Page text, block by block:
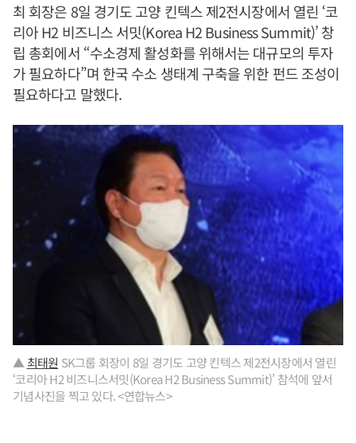
최 회장은 8일 경기도 고양 킨텍스 제2전시장에서 열린 ‘코
리아 H2 비즈니스 서밋(Korea H2 Business Summit)’ 창
립 총회에서 “수소경제 활성화를 위해서는 대규모의 투자
가 필요하다”며 한국 수소 생태계 구축을 위한 펀드 조성이
필요하다고 말했다.
▲최태원 SK그룹 회장이 8일 경기도 고양 킨텍스 제2전시장에서 열린
‘코리아 H2 비즈니스서밋(Korea H2 Business Summit)’ 참석에 앞서
기념사진을 찍고 있다. <연합뉴스>